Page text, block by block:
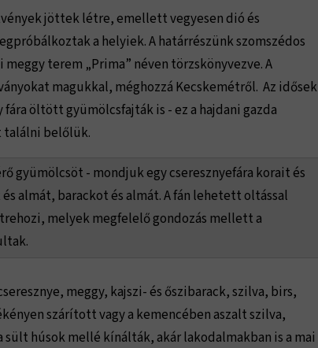
jöttek létre, emellett vegyesen dió és
a helyiek. A határrészünk szomszédos
terem „Prima” néven törzskönyvezve. A
magukkal, méghozzá Kecskemétről. Az idősek
öltött gyümölcsfajták is - ez a hajdani gazda
találni belőlük.
gyümölcsöt - mondjuk egy cseresznyefára korait és
almát, barackot és almát. A fán lehetett oltással
melyek megfelelő gondozás mellett a
meggy, kajszi- és őszibarack, szilva, birs,
szárított vagy a kemencében aszalt szilva,
húsok mellé kínálták, akár lakodalmakban is a mai